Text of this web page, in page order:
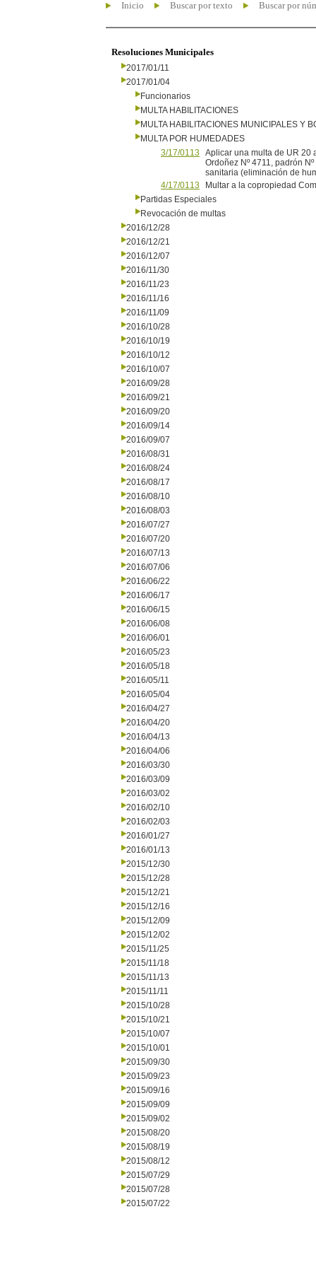
Inicio Buscar por texto Buscar por
Resoluciones Municipales
2017/01/11
2017/01/04
Funcionarios
MULTA HABILITACIONES
MULTA HABILITACIONES MUNICIPALES Y
MULTA POR HUMEDADES
3/17/0113
Aplicar una multa de UR 20
Ordoñez Nº 4711, padrón
sanitaria (eliminación de
4/17/0113
Multar a la copropiedad
Partidas Especiales
Revocación de multas
2016/12/28
2016/12/21
2016/12/07
2016/11/30
2016/11/23
2016/11/16
2016/11/09
2016/10/28
2016/10/19
2016/10/12
2016/10/07
2016/09/28
2016/09/21
2016/09/20
2016/09/14
2016/09/07
2016/08/31
2016/08/24
2016/08/17
2016/08/10
2016/08/03
2016/07/27
2016/07/20
2016/07/13
2016/07/06
2016/06/22
2016/06/17
2016/06/15
2016/06/08
2016/06/01
2016/05/23
2016/05/18
2016/05/11
2016/05/04
2016/04/27
2016/04/20
2016/04/13
2016/04/06
2016/03/30
2016/03/09
2016/03/02
2016/02/10
2016/02/03
2016/01/27
2016/01/13
2015/12/30
2015/12/28
2015/12/21
2015/12/16
2015/12/09
2015/12/02
2015/11/25
2015/11/18
2015/11/13
2015/11/11
2015/10/28
2015/10/21
2015/10/07
2015/10/01
2015/09/30
2015/09/23
2015/09/16
2015/09/09
2015/09/02
2015/08/20
2015/08/19
2015/08/12
2015/07/29
2015/07/28
2015/07/22